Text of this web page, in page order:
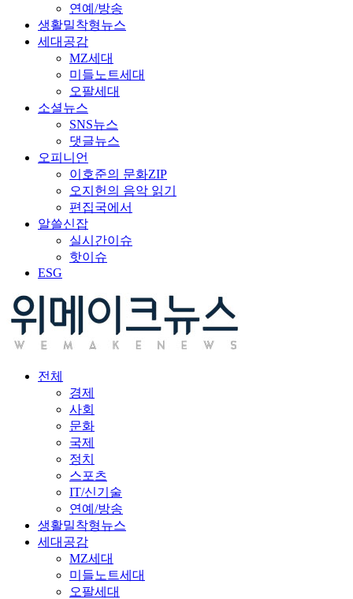
연예/방송
생활밀착형뉴스
세대공감
MZ세대
미들노트세대
오팔세대
소셜뉴스
SNS뉴스
댓글뉴스
오피니언
이호준의 문화ZIP
오지헌의 음악 읽기
편집국에서
알쓸신잡
실시간이슈
핫이슈
ESG
전체
경제
사회
문화
국제
정치
스포츠
IT/신기술
연예/방송
생활밀착형뉴스
세대공감
MZ세대
미들노트세대
오팔세대